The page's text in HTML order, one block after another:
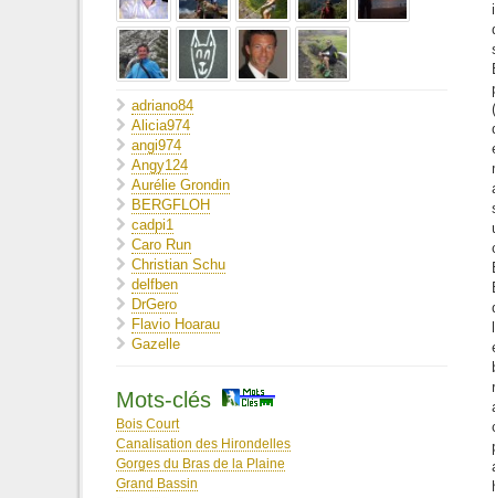
adriano84
Alicia974
angi974
Angy124
Aurélie Grondin
BERGFLOH
cadpi1
Caro Run
Christian Schu
delfben
DrGero
Flavio Hoarau
Gazelle
Lora.c66
maevamrcht
mamagloglo
Maraiiii
Martial
Mots-clés
Bois Court
Canalisation des Hirondelles
Gorges du Bras de la Plaine
Grand Bassin
(